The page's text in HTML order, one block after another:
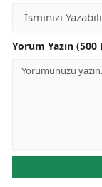
Yorum Yazın